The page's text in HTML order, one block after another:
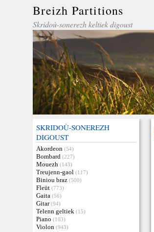
Breizh Partitions
Skridoù-sonerezh keltiek digoust
SKRIDOÙ-SONEREZH
DIGOUST
Akordeon (54)
Bombard (227)
Mouezh (143)
Treujenn-gaol (117)
Biniou braz (500)
Fleüt (773)
Gaita (56)
Gitar (94)
Telenn geltiek (15)
Piano (103)
Violon (943)